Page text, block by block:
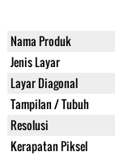
Nama Produk
Jenis Layar
Layar Diagonal
Tampilan / Tubuh
Resolusi
Kerapatan Piksel